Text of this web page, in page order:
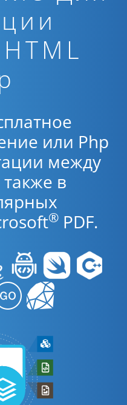
или Php
между
в
® PDF.